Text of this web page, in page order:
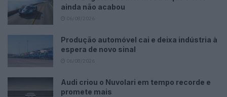
ainda não acabou
Produção automóvel cai e deixa indústria à
espera de novo sinal
Audi criou o Nuvolari em tempo recorde e
promete mais